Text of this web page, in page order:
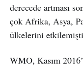
derecede artması
çok Afrika, Asya,
ülkelerini
WMO, Kasım